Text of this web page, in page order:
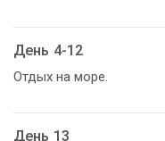
День 4-12
Отдых на море.
День 13